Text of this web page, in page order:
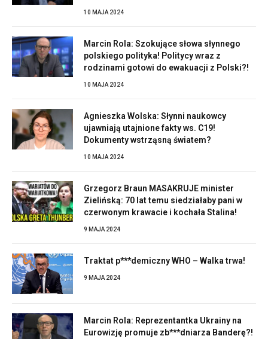
10 MAJA 2024
Marcin Rola: Szokujące słowa słynnego
polskiego polityka! Politycy wraz z
rodzinami gotowi do ewakuacji z Polski?!
10 MAJA 2024
Agnieszka Wolska: Słynni naukowcy
ujawniają utajnione fakty ws. C19!
Dokumenty wstrząsną światem?
10 MAJA 2024
Grzegorz Braun MASAKRUJE minister
Zielińską: 70 lat temu siedziałaby pani w
czerwonym krawacie i kochała Stalina!
9 MAJA 2024
Traktat p***demiczny WHO – Walka trwa!
9 MAJA 2024
Marcin Rola: Reprezentantka Ukrainy na
Eurowizję promuje zb***dniarza Banderę?!